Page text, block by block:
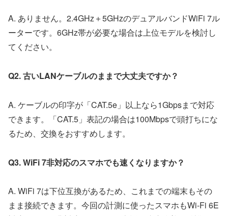
A. ありません。2.4GHz＋5GHzのデュアルバンドWiFi 7ル
ーターです。6GHz帯が必要な場合は上位モデルを検討し
てください。
Q2. 古いLANケーブルのままで大丈夫ですか？
A. ケーブルの印字が「CAT.5e」以上なら1Gbpsまで対応
できます。「CAT.5」表記の場合は100Mbpsで頭打ちにな
るため、交換をおすすめします。
Q3. WiFi 7非対応のスマホでも速くなりますか？
A. WiFi 7は下位互換があるため、これまでの端末もその
まま接続できます。今回の計測に使ったスマホもWi-Fi 6E